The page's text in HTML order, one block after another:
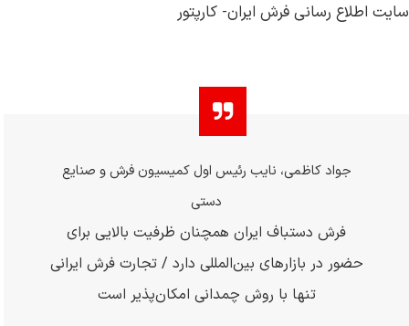
سایت اطلاع رسانی فرش ایران- کارپتور
جواد کاظمی، نایب رئیس اول کمیسیون فرش و صنایع
دستی
فرش دستباف ایران همچنان ظرفیت بالایی برای
حضور در بازارهای بین‌المللی دارد / تجارت فرش ایرانی
تنها با روش چمدانی امکان‌پذیر است